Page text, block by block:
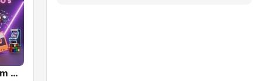
Best Hits From The 70’s & 80’s